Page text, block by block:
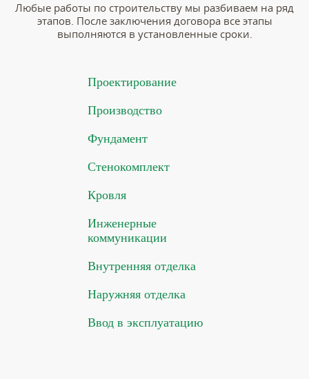
Любые работы по строительству мы разбиваем на ряд
этапов. После заключения договора все этапы
выполняются в установленные сроки.
Проектирование
Производство
Фундамент
Стенокомплект
Кровля
Инженерные
коммуникации
Внутренняя отделка
Наружняя отделка
Ввод в эксплуатацию